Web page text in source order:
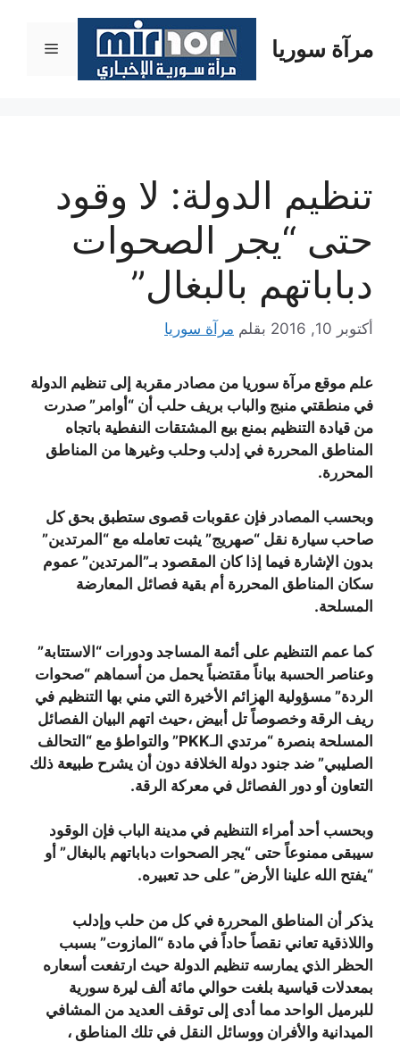
المحتوىمرآة سوريا القائمة
تنظيم الدولة: لا وقود
حتى “يجر الصحوات
دباباتهم بالبغال”
أكتوبر 10, 2016 بقلم مرآة سوريا
علم موقع مرآة سوريا من مصادر مقربة إلى تنظيم الدولة
في منطقتي منبج والباب بريف حلب أن “أوامر” صدرت
من قيادة التنظيم بمنع بيع المشتقات النفطية باتجاه
المناطق المحررة في إدلب وحلب وغيرها من المناطق
المحررة.
وبحسب المصادر فإن عقوبات قصوى ستطبق بحق كل
صاحب سيارة نقل “صهريج” يثبت تعامله مع “المرتدين”
بدون الإشارة فيما إذا كان المقصود بـ”المرتدين” عموم
سكان المناطق المحررة أم بقية فصائل المعارضة
المسلحة.
كما عمم التنظيم على أئمة المساجد ودورات “الاستتابة”
وعناصر الحسبة بياناً مقتضباً يحمل من أسماهم “صحوات
الردة” مسؤولية الهزائم الأخيرة التي مني بها التنظيم في
ريف الرقة وخصوصاً تل أبيض ،حيث اتهم البيان الفصائل
المسلحة بنصرة “مرتدي الـPKK” والتواطؤ مع “التحالف
الصليبي” ضد جنود دولة الخلافة دون أن يشرح طبيعة ذلك
التعاون أو دور الفصائل في معركة الرقة.
وبحسب أحد أمراء التنظيم في مدينة الباب فإن الوقود
سيبقى ممنوعاً حتى “يجر الصحوات دباباتهم بالبغال” أو
“يفتح الله علينا الأرض” على حد تعبيره.
يذكر أن المناطق المحررة في كل من حلب وإدلب
واللاذقية تعاني نقصاً حاداً في مادة “المازوت” بسبب
الحظر الذي يمارسه تنظيم الدولة حيث ارتفعت أسعاره
بمعدلات قياسية بلغت حوالي مائة ألف ليرة سورية
للبرميل الواحد مما أدى إلى توقف العديد من المشافي
الميدانية والأفران ووسائل النقل في تلك المناطق ،